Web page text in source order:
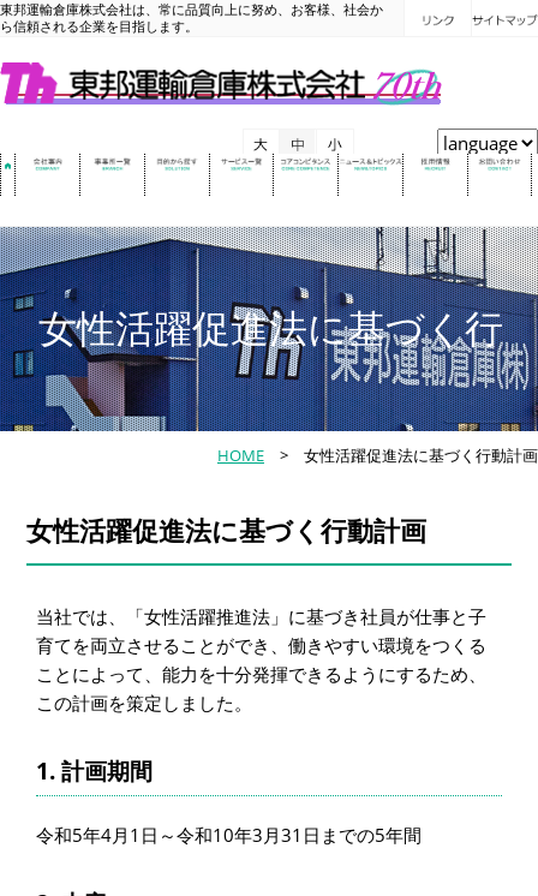
東邦運輸倉庫株式会社は、常に品質向上に努め、お客様、社会か
ら信頼される企業を目指します。
女性活躍促進法に基づく行
動計画
HOME > 女性活躍促進法に基づく行動計画
女性活躍促進法に基づく行動計画
当社では、「女性活躍推進法」に基づき社員が仕事と子
育てを両立させることができ、働きやすい環境をつくる
ことによって、能力を十分発揮できるようにするため、
この計画を策定しました。
1. 計画期間
令和5年4月1日～令和10年3月31日までの5年間